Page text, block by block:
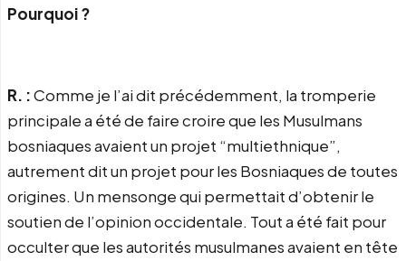
Pourquoi ?
R. :Comme je l’ai dit précédemment, la tromperie
principale a été de faire croire que les Musulmans
bosniaques avaient un projet “multiethnique”,
autrement dit un projet pour les Bosniaques de toutes
origines. Un mensonge qui permettait d’obtenir le
soutien de l’opinion occidentale. Tout a été fait pour
occulter que les autorités musulmanes avaient en tête